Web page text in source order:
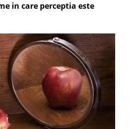
in care perceptia este